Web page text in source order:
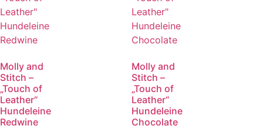
Molly and
Stitch –
„Touch of
Leather“
Hundeleine
Redwine
Molly and
Stitch –
„Touch of
Leather“
Hundeleine
Chocolate